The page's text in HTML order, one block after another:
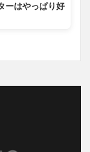
ーはやっぱり好